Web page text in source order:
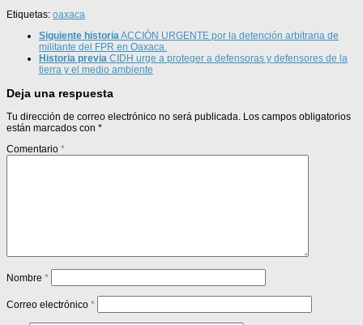
Etiquetas: oaxaca
Siguiente historiaACCIÓN URGENTE por la detención arbitraria de
militante del FPR en Oaxaca.
Historia previa CIDH urge a proteger a defensoras y defensores de la
tierra y el medio ambiente
Deja una respuesta
Tu dirección de correo electrónico no será publicada. Los campos obligatorios
están marcados con *
Comentario *
Nombre *
Correo electrónico *